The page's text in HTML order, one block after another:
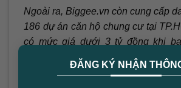
ĐĂNG KÝ NHẬN
Ngoài ra, Biggee.vn còn cung cấp
186 dự án căn hộ chung cư tại
có mức giá dưới 3 tỷ đồng khi
thành viên VIP:
Tham gia ngay